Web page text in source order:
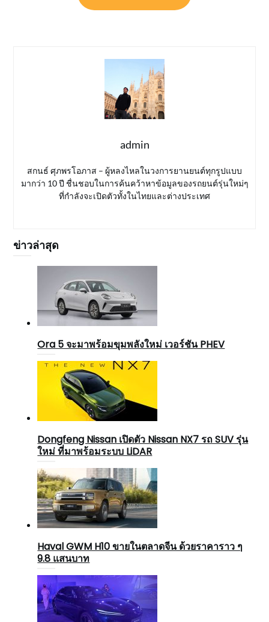
admin
สกนธ์ ศุภพรโอภาส – ผู้หลงไหลในวงการยานยนต์ทุกรูปแบบ
มากว่า 10 ปี ชื่นชอบในการค้นคว้าหาข้อมูลของรถยนต์รุ่นใหม่ๆ
ที่กำลังจะเปิดตัวทั้งในไทยและต่างประเทศ
ข่าวล่าสุด
Ora 5 จะมาพร้อมขุมพลังใหม่ เวอร์ชัน PHEV
Dongfeng Nissan เปิดตัว Nissan NX7 รถ SUV รุ่น
ใหม่ ที่มาพร้อมระบบ LiDAR
Haval GWM H10 ขายในตลาดจีน ด้วยราคาราว ๆ
9.8 แสนบาท